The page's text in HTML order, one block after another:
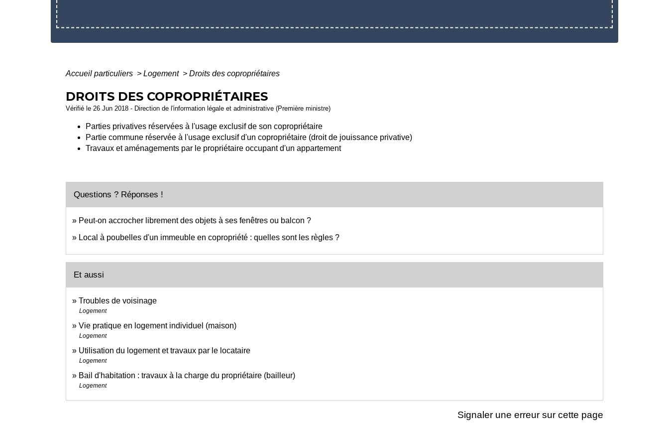
Accueil particuliers > Logement > Droits des copropriétaires
DROITS DES COPROPRIÉTAIRES
Vérifié le 26 Jun 2018 - Direction de l'information légale et administrative (Première ministre)
Parties privatives réservées à l'usage exclusif de son copropriétaire
Partie commune réservée à l'usage exclusif d'un copropriétaire (droit de jouissance privative)
Travaux et aménagements par le propriétaire occupant d'un appartement
Questions ? Réponses !
Peut-on accrocher librement des objets à ses fenêtres ou balcon ?
Local à poubelles d'un immeuble en copropriété : quelles sont les règles ?
Et aussi
Troubles de voisinage
Logement
Vie pratique en logement individuel (maison)
Logement
Utilisation du logement et travaux par le locataire
Logement
Bail d'habitation : travaux à la charge du propriétaire (bailleur)
Logement
Signaler une erreur sur cette page